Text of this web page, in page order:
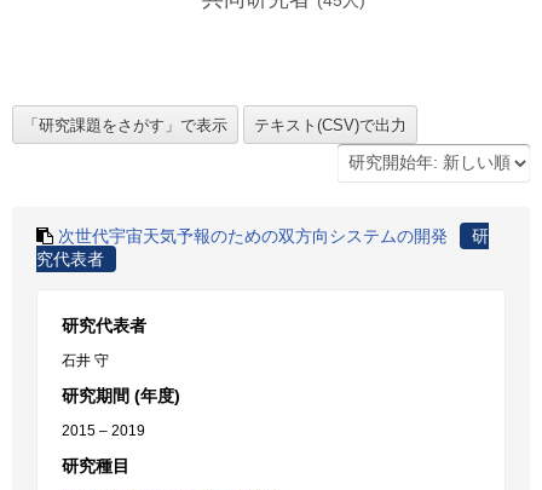
次世代宇宙天気予報のための双方向システムの開発
研
究代表者
研究代表者
石井 守
研究期間 (年度)
2015 – 2019
研究種目